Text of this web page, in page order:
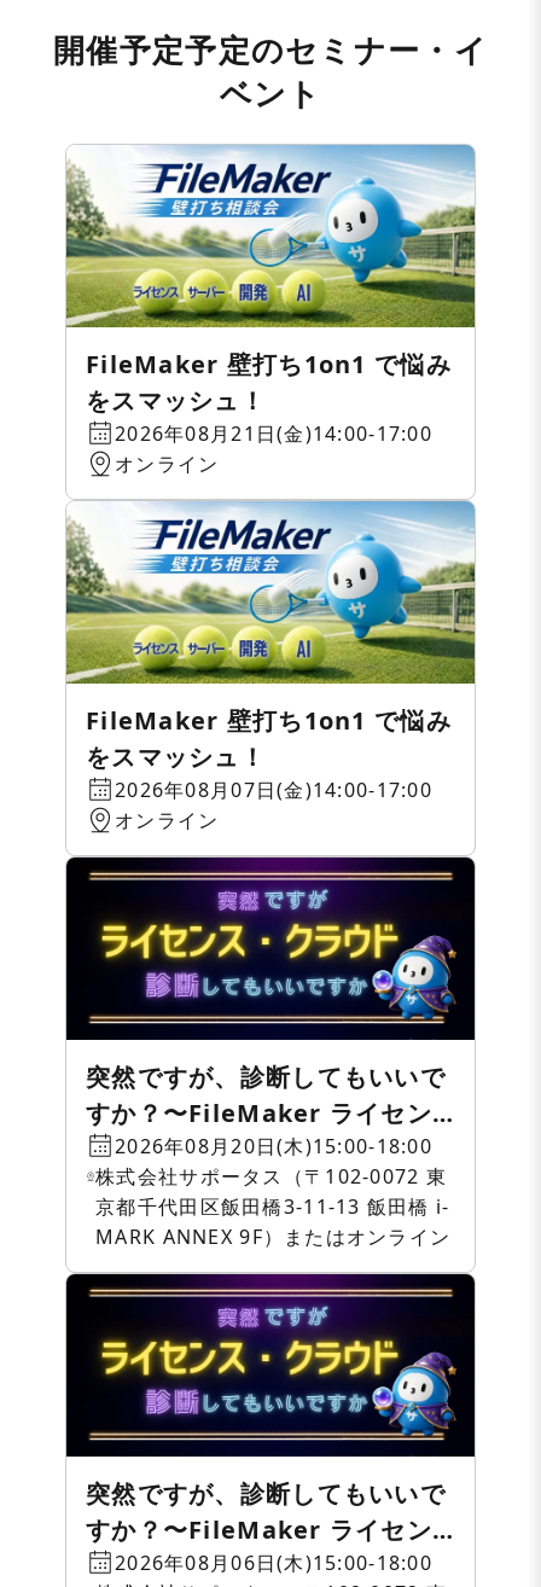
開催予定予定のセミナー・イ
ベント
FileMaker 壁打ち1on1 で悩み
をスマッシュ！
2026年08月21日(金)14:00-17:00
オンライン
FileMaker 壁打ち1on1 で悩み
をスマッシュ！
2026年08月07日(金)14:00-17:00
オンライン
突然ですが、診断してもいいで
すか？〜FileMaker ライセン
ス・クラウド相談会〜
2026年08月20日(木)15:00-18:00
株式会社サポータス（〒102-0072 東
京都千代田区飯田橋3-11-13 飯田橋 i-
MARK ANNEX 9F）またはオンライン
突然ですが、診断してもいいで
すか？〜FileMaker ライセン
ス・クラウド相談会〜
2026年08月06日(木)15:00-18:00